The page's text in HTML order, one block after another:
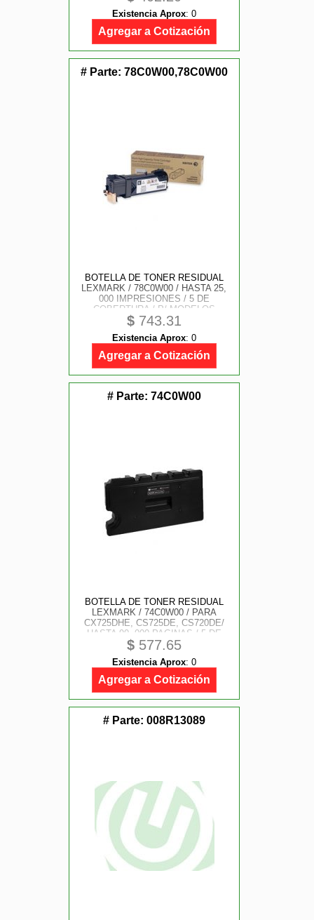
MC3224ADWE, C3326DW
Existencia Aprox: 0
Agregar a Cotización
# Parte: 78C0W00,78C0W00
BOTELLA DE TONER RESIDUAL
LEXMARK / 78C0W00 / HASTA 25,
000 IMPRESIONES / 5 DE
COBERTURA / P/ MODELOS
MC2535DW , C2535DW, CX622ADE,
CS421DN, CS521DN, CX625ADHE,
CX522ADE, CS622DE, CX421ADN
$ 743.31
Existencia Aprox: 0
Agregar a Cotización
# Parte: 74C0W00
BOTELLA DE TONER RESIDUAL
LEXMARK / 74C0W00 / PARA
CX725DHE, CS725DE, CS720DE/
HASTA 90, 000 PAGINAS / 5 DE
COBERTURA
$ 577.65
Existencia Aprox: 0
Agregar a Cotización
# Parte: 008R13089